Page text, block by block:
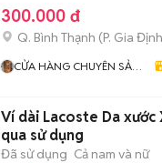
300.000 đ
Q. Bình Thạnh (P. Gia Định
CỬA HÀNG CHUYÊN SẢN
Ví dài Lacoste Da xước
qua sử dụng
Đã sử dụng Cả nam và nữ